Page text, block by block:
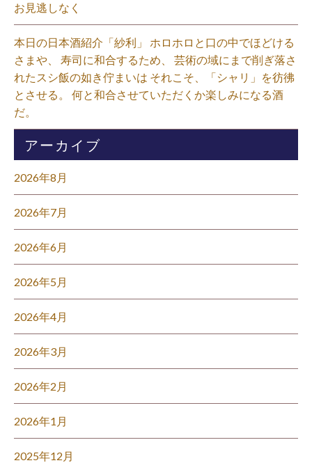
お見逃しなく⁡
本日の日本酒紹介「紗利」 ホロホロと口の中でほどける
さまや、 寿司に和合するため、 芸術の域にまで削ぎ落さ
れたスシ飯の如き佇まいは それこそ、「シャリ」を彷彿
とさせる。 何と和合させていただくか楽しみになる酒
だ。⁡
アーカイブ
2026年8月
2026年7月
2026年6月
2026年5月
2026年4月
2026年3月
2026年2月
2026年1月
2025年12月